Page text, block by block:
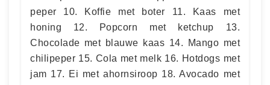
peper 10. Koffie met boter 11. Kaas met
honing 12. Popcorn met ketchup 13.
Chocolade met blauwe kaas 14. Mango met
chilipeper 15. Cola met melk 16. Hotdogs met
jam 17. Ei met ahornsiroop 18. Avocado met